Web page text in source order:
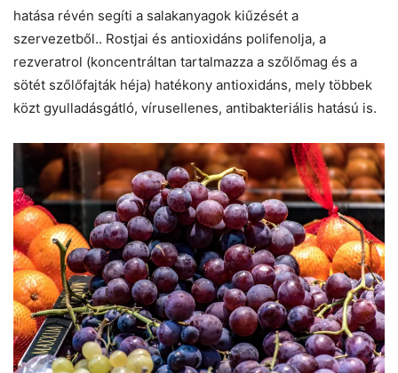
hatása révén segíti a salakanyagok kiűzését a
szervezetből.. Rostjai és antioxidáns polifenolja, a
rezveratrol (koncentráltan tartalmazza a szőlőmag és a
sötét szőlőfajták héja) hatékony antioxidáns, mely többek
közt gyulladásgátló, vírusellenes, antibakteriális hatású is.